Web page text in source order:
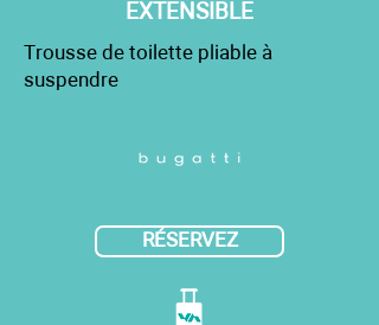
EXTENSIBLE
Trousse de toilette pliable à
suspendre
RÉSERVEZ